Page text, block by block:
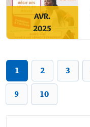
AVR.
2025
1 2 3
9 10